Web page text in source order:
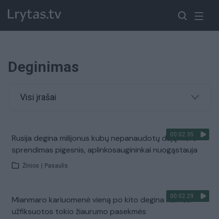
Deginimas
Visi įrašai
00:02:35
Rusija degina milijonus kubų nepanaudotų dujų: nors
sprendimas pigesnis, aplinkosaugininkai nuogąstauja
Žinios Pasaulis
00:02:29
Mianmaro kariuomenė vieną po kito degina kaimus:
užfiksuotos tokio žiaurumo pasekmės